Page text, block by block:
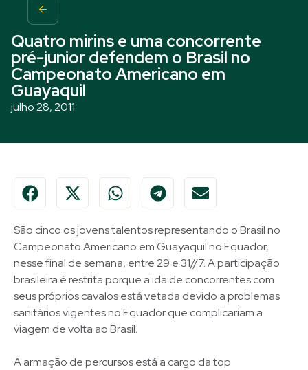
Quatro mirins e uma concorrente
pré-junior defendem o Brasil no
Campeonato Americano em
Guayaquil
julho 28, 2011
São cinco os jovens talentos representando o Brasil no
Campeonato Americano em Guayaquil no Equador,
nesse final de semana, entre 29 e 31//7. A participação
brasileira é restrita porque a ida de concorrentes com
seus próprios cavalos está vetada devido a problemas
sanitários vigentes no Equador que complicariam a
viagem de volta ao Brasil.
A armação de percursos está a cargo da top